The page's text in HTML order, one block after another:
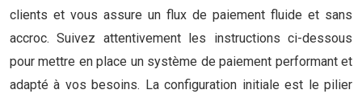
clients et vous assure un flux de paiement fluide et sans
accroc. Suivez attentivement les instructions ci-dessous
pour mettre en place un système de paiement performant et
adapté à vos besoins. La configuration initiale est le pilier